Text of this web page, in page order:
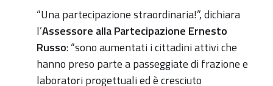
“Una partecipazione straordinaria!”, dichiara
l’Assessore alla Partecipazione Ernesto
Russo: “sono aumentati i cittadini attivi che
hanno preso parte a passeggiate di frazione e
laboratori progettuali ed è cresciuto